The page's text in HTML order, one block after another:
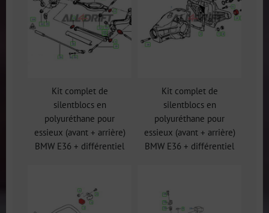
Kit complet de
silentblocs en
polyuréthane pour
essieux (avant + arrière)
BMW E36 + différentiel
Kit complet de
silentblocs en
polyuréthane pour
essieux (avant + arrière)
BMW E36 + différentiel